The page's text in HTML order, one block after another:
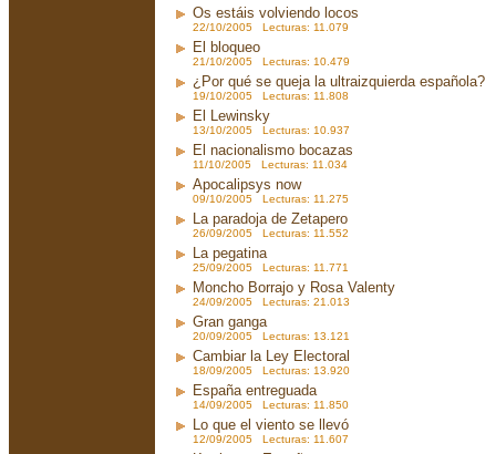
Os estáis volviendo locos
22/10/2005 Lecturas: 11.079
El bloqueo
21/10/2005 Lecturas: 10.479
¿Por qué se queja la ultraizquierda española?
19/10/2005 Lecturas: 11.808
El Lewinsky
13/10/2005 Lecturas: 10.937
El nacionalismo bocazas
11/10/2005 Lecturas: 11.034
Apocalipsys now
09/10/2005 Lecturas: 11.275
La paradoja de Zetapero
26/09/2005 Lecturas: 11.552
La pegatina
25/09/2005 Lecturas: 11.771
Moncho Borrajo y Rosa Valenty
24/09/2005 Lecturas: 21.013
Gran ganga
20/09/2005 Lecturas: 13.121
Cambiar la Ley Electoral
18/09/2005 Lecturas: 13.920
España entreguada
14/09/2005 Lecturas: 11.850
Lo que el viento se llevó
12/09/2005 Lecturas: 11.607